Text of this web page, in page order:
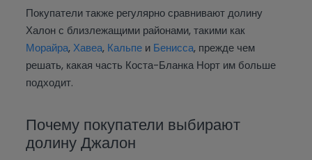
Покупатели также регулярно сравнивают долину
Халон с близлежащими районами, такими как
Морайра,Хавеа, Кальпе и Бенисса, прежде чем
решать, какая часть Коста-Бланка Норт им больше
подходит.
Почему покупатели выбирают
долину Джалон